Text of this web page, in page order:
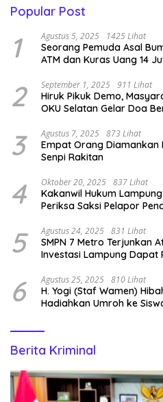
Popular Post
1 Agustus 5, 2025 1425 Lihat
Seorang Pemuda Asal
ATM dan Kuras Uang 14
2 September 1, 2025 911 Lihat
Hiruk Pikuk Demo,
OKU Selatan Gelar Doa
3 Agustus 7, 2025 873 Lihat
Empat Orang Diamankan
Senpi Rakitan
4 Oktober 20, 2025 837 Lihat
Kakanwil Hukum
Periksa Saksi Pelapor
5 Agustus 24, 2025 831 Lihat
SMPN 7 Metro Terjunkan
Investasi Lampung Dapat
6 Agustus 25, 2025 810 Lihat
H. Yogi (Staf Wamen)
Hadiahkan Umroh ke
Berita Kriminal